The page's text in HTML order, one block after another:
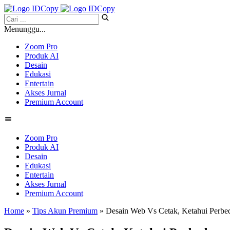
Menunggu...
Zoom Pro
Produk AI
Desain
Edukasi
Entertain
Akses Jurnal
Premium Account
Zoom Pro
Produk AI
Desain
Edukasi
Entertain
Akses Jurnal
Premium Account
Home » Tips Akun Premium » Desain Web Vs Cetak, Ketahui